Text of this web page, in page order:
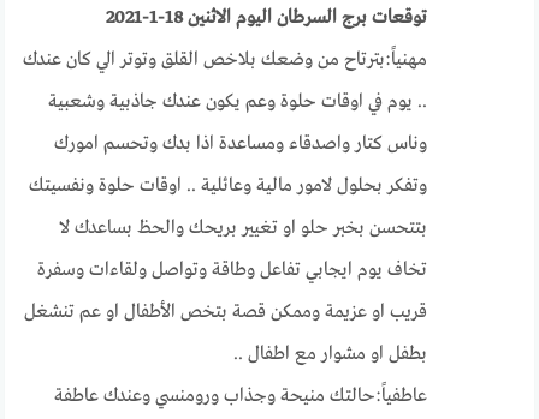
توقعات برج السرطان اليوم الاثنين 18-1-2021
مهنياً:بترتاح من وضعك بلاخص القلق وتوتر الي كان عندك
.. يوم في اوقات حلوة وعم يكون عندك جاذبية وشعبية
وناس كتار واصدقاء ومساعدة اذا بدك وتحسم امورك
وتفكر بحلول لامور مالية وعائلية .. اوقات حلوة ونفسيتك
بتتحسن بخبر حلو او تغيير بريحك والحظ بساعدك لا
تخاف يوم ايجابي تفاعل وطاقة وتواصل ولقاءات وسفرة
قريب او عزيمة وممكن قصة بتخص الأطفال او عم تنشغل
بطفل او مشوار مع اطفال ..
عاطفياً:حالتك منيحة وجذاب ورومنسي وعندك عاطفة